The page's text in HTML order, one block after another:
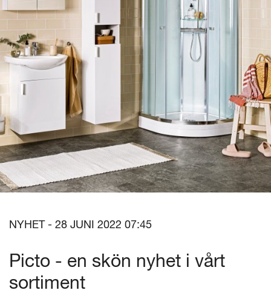
NYHET - 28 JUNI 2022 07:45
Picto - en skön nyhet i vårt
sortiment